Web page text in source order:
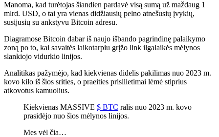
Manoma, kad turėtojas šiandien pardavė visą sumą už maždaug 1
mlrd. USD, o tai yra vienas didžiausių pelno atnešusių įvykių,
susijusių su ankstyvu Bitcoin adresu.
Diagramose Bitcoin dabar iš naujo išbando pagrindinę palaikymo
zoną po to, kai savaitės laikotarpiu grįžo link ilgalaikės mėlynos
slankiojo vidurkio linijos.
Analitikas pažymėjo, kad kiekvienas didelis pakilimas nuo 2023 m.
kovo kilo iš šios srities, o praeities prisilietimai lėmė stiprius
atkovotus kamuolius.
Kiekvienas MASSIVE $ BTC ralis nuo 2023 m. kovo
prasidėjo nuo šios mėlynos linijos.
Mes vėl čia…